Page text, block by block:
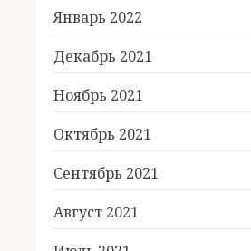
Январь 2022
Декабрь 2021
Ноябрь 2021
Октябрь 2021
Сентябрь 2021
Август 2021